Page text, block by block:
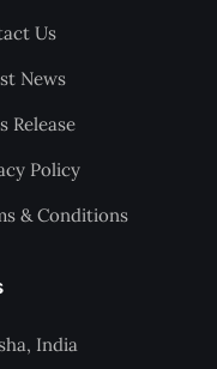
Us
News
Release
Policy
& Conditions
India